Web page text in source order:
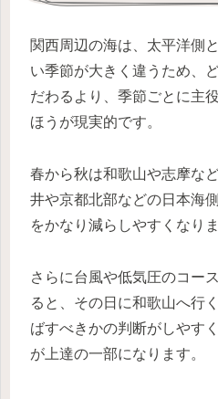
関西周辺の海は、太平洋側
い季節が大きく違うため、
だわるより、季節ごとに主
ほうが現実的です。
春から秋は和歌山や志摩な
井や京都北部などの日本海
をかなり減らしやすくなりま
さらに台風や低気圧のコー
ると、その日に和歌山へ行
ばすべきかの判断がしやす
が上達の一部になります。